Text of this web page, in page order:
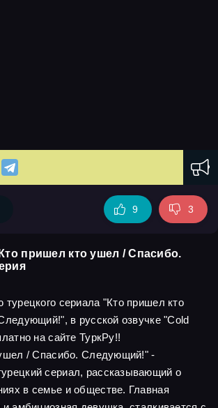
9 3
пришел кто ушел / Спасибо.
турецкого сериала "Кто пришел кто
в русской озвучке "Cold
на сайте ТуркРу!!
/ Спасибо. Следующий!" -
сериал, рассказывающий о
в семье и обществе. Главная